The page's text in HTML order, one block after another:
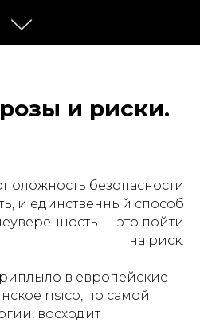
и риски.
безопасности
и единственный способ
— это пойти
на риск.
в европейские
risico, по самой
восходит